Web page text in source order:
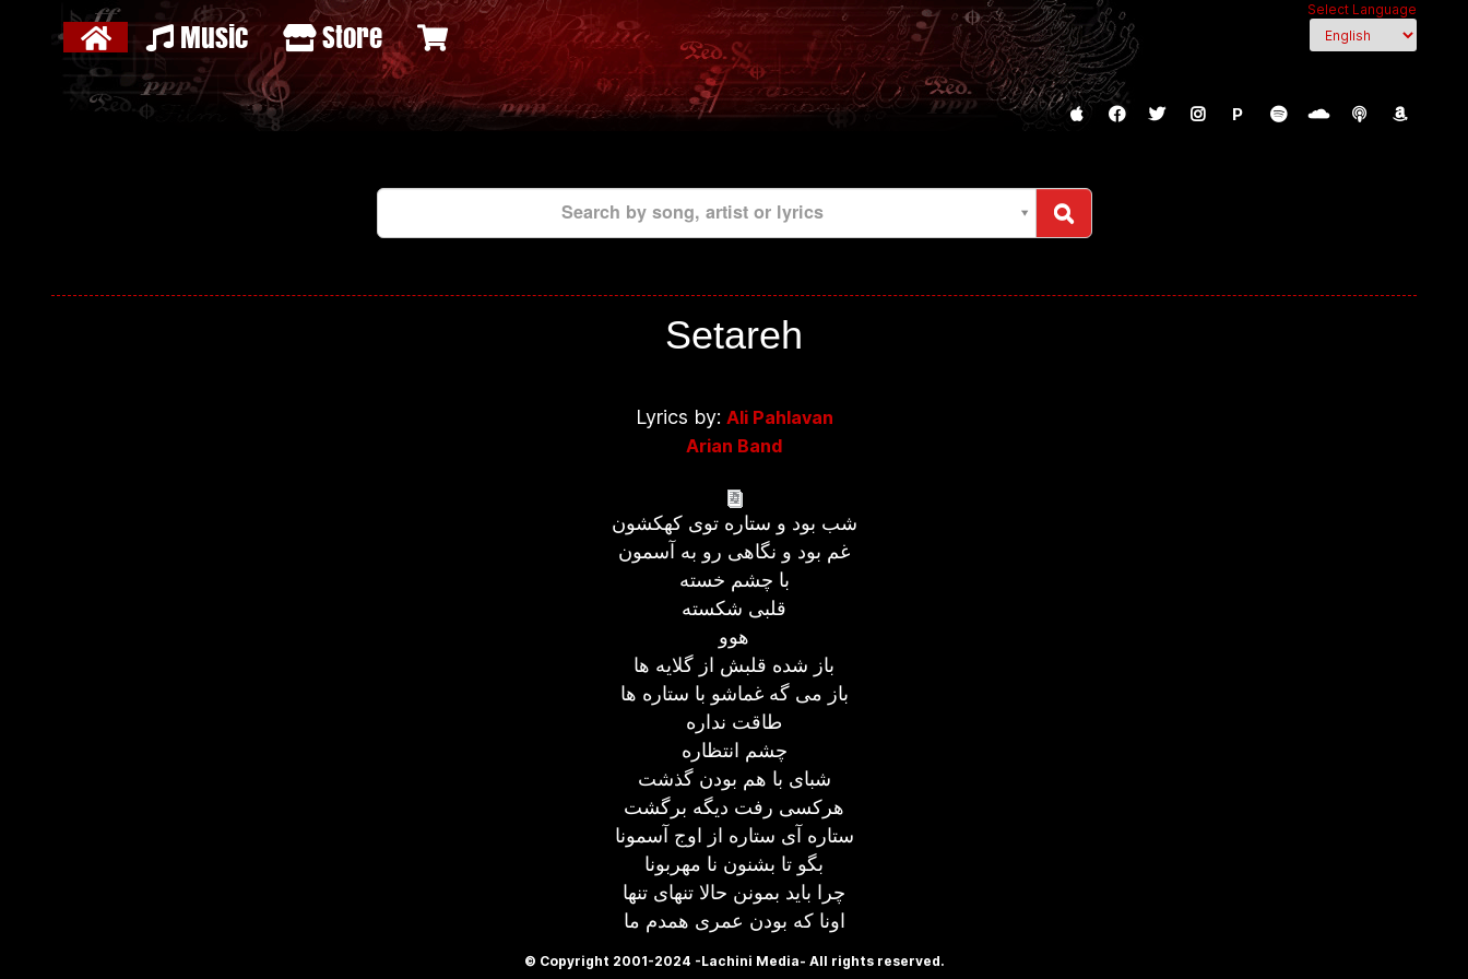
Select Language
Music Store
P
Search by song, artist or lyrics
Setareh
Lyrics by: Ali Pahlavan
Arian Band
شب بود و ستاره توی کهکشون
غم بود و نگاهی رو به آسمون
با چشم خسته
قلبی شکسته
هوو
باز شده قلبش از گلایه ها
باز می گه غماشو با ستاره ها
طاقت نداره
چشم انتظاره
شبای با هم بودن گذشت
هرکسی رفت دیگه برگشت
ستاره آی ستاره از اوج آسمونا
بگو تا بشنون نا مهربونا
چرا باید بمونن حالا تنهای تنها
اونا که بودن عمری همدم ما
© Copyright 2001-2024 -Lachini Media- All rights reserved.